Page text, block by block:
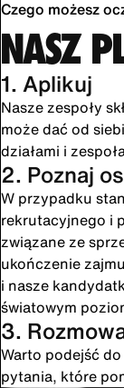
Czego możesz
NASZ
1. Aplikuj
Nasze zespoły
może dać od
działami i
2. Poznaj
W przypadku
rekrutacyjnego i
związane ze
ukończenie
i nasze
światowym
3.
Warto podejść
pytania, które